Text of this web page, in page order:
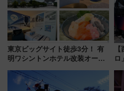
東京ビッグサイト徒歩3分！ 有
明ワシントンホテル改装オープ
客室」や海鮮丼が人気の朝食ビ
ュッフェを現地レポ
ロ